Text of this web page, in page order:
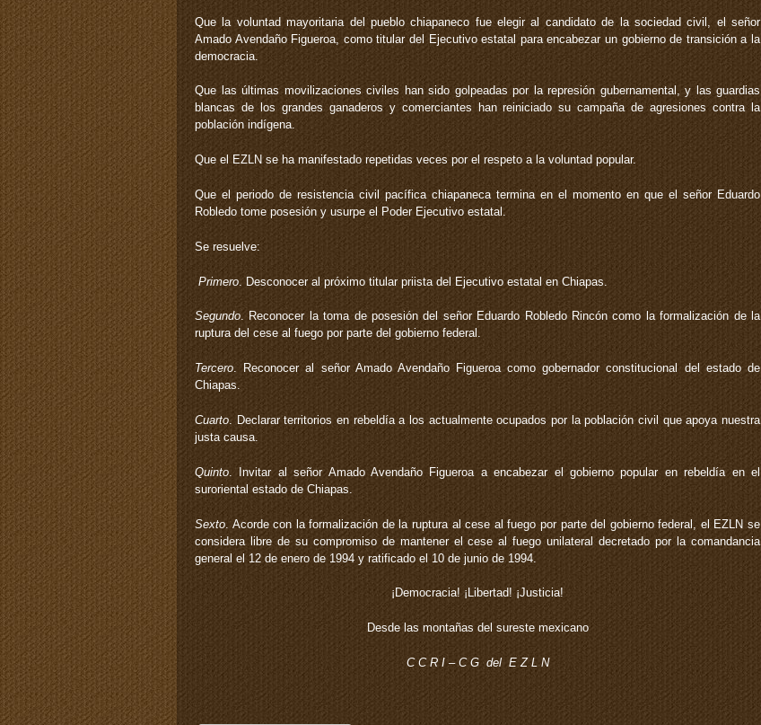
Que la voluntad mayoritaria del pueblo chiapaneco fue elegir al candidato de la sociedad civil, el señor
Amado Avendaño Figueroa, como titular del Ejecutivo estatal para encabezar un gobierno de transición a la
democracia.
Que las últimas movilizaciones civiles han sido golpeadas por la represión gubernamental, y las guardias
blancas de los grandes ganaderos y comerciantes han reiniciado su campaña de agresiones contra la
población indígena.
Que el EZLN se ha manifestado repetidas veces por el respeto a la voluntad popular.
Que el periodo de resistencia civil pacífica chiapaneca termina en el momento en que el señor Eduardo
Robledo tome posesión y usurpe el Poder Ejecutivo estatal.
Se resuelve:
Primero . Desconocer al próximo titular priista del Ejecutivo estatal en Chiapas.
Segundo. Reconocer la toma de posesión del señor Eduardo Robledo Rincón como la formalización de la
ruptura del cese al fuego por parte del gobierno federal.
Tercero. Reconocer al señor Amado Avendaño Figueroa como gobernador constitucional del estado de
Chiapas.
Cuarto. Declarar territorios en rebeldía a los actualmente ocupados por la población civil que apoya nuestra
justa causa.
Quinto . Invitar al señor Amado Avendaño Figueroa a encabezar el gobierno popular en rebeldía en el
suroriental estado de Chiapas.
Sexto . Acorde con la formalización de la ruptura al cese al fuego por parte del gobierno federal, el EZLN se
considera libre de su compromiso de mantener el cese al fuego unilateral decretado por la comandancia
general el 12 de enero de 1994 y ratificado el 10 de junio de 1994.
¡Democracia! ¡Libertad! ¡Justicia!
Desde las montañas del sureste mexicano
C C R I – C G del E Z L N